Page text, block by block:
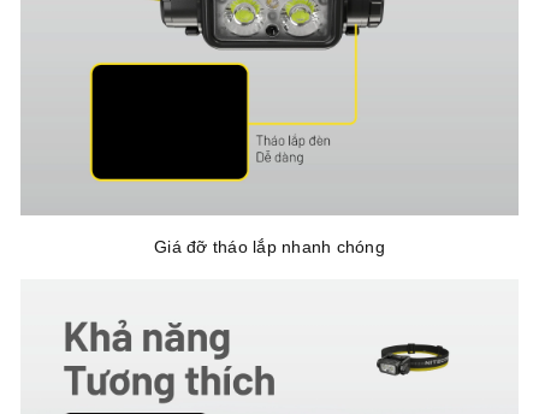
Giá đỡ tháo lắp nhanh chóng